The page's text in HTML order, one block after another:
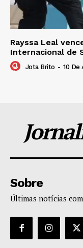
Rayssa Leal
Internacional de
Jota Brito - 10 De
Sobre
Últimas notícias